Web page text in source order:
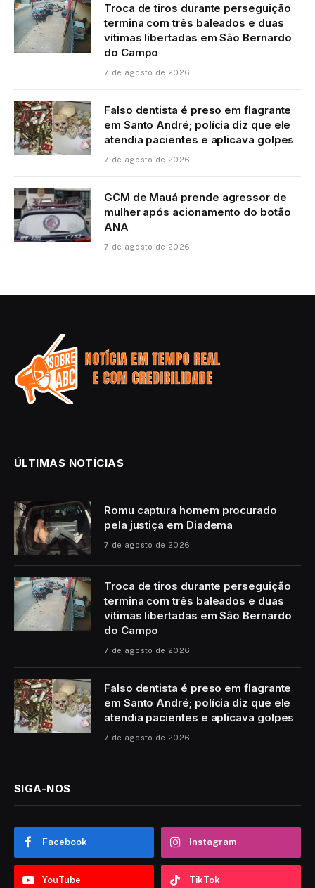
Troca de tiros durante perseguição
termina com três baleados e duas
vítimas libertadas em São Bernardo
do Campo
7 de agosto de 2026
Falso dentista é preso em flagrante
em Santo André; polícia diz que ele
atendia pacientes e aplicava golpes
7 de agosto de 2026
GCM de Mauá prende agressor de
mulher após acionamento do botão
ANA
7 de agosto de 2026
ÚLTIMAS NOTÍCIAS
Romu captura homem procurado
pela justiça em Diadema
7 de agosto de 2026
Troca de tiros durante perseguição
termina com três baleados e duas
vítimas libertadas em São Bernardo
do Campo
7 de agosto de 2026
Falso dentista é preso em flagrante
em Santo André; polícia diz que ele
atendia pacientes e aplicava golpes
7 de agosto de 2026
SIGA-NOS
Facebook Instagram
YouTube TikTok